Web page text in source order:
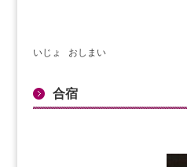
いじょ おしまい
合宿